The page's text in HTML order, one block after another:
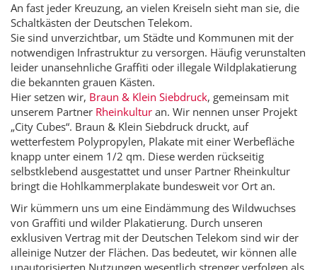
An fast jeder Kreuzung, an vielen Kreiseln sieht man sie, die
Schaltkästen der Deutschen Telekom.
Sie sind unverzichtbar, um Städte und Kommunen mit der
notwendigen Infrastruktur zu versorgen. Häufig verunstalten
leider unansehnliche Graffiti oder illegale Wildplakatierung
die bekannten grauen Kästen.
Hier setzen wir, Braun & Klein Siebdruck, gemeinsam mit
unserem Partner Rheinkultur an. Wir nennen unser Projekt
„City Cubes“. Braun & Klein Siebdruck druckt, auf
wetterfestem Polypropylen, Plakate mit einer Werbefläche
knapp unter einem 1/2 qm. Diese werden rückseitig
selbstklebend ausgestattet und unser Partner Rheinkultur
bringt die Hohlkammerplakate bundesweit vor Ort an.
Wir kümmern uns um eine Eindämmung des Wildwuchses
von Graffiti und wilder Plakatierung. Durch unseren
exklusiven Vertrag mit der Deutschen Telekom sind wir der
alleinige Nutzer der Flächen. Das bedeutet, wir können alle